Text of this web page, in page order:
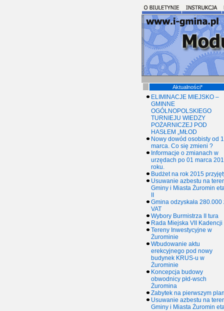
Aktualności*
ELIMINACJE MIEJSKO –
GMINNE
OGÓLNOPOLSKIEGO
TURNIEJU WIEDZY
POŻARNICZEJ POD
HASŁEM „MŁOD
Nowy dowód osobisty od 1
marca. Co się zmieni ?
Informacje o zmianach w
urzędach po 01 marca
roku.
Budżet na rok 2015
Usuwanie azbestu na
Gminy i Miasta Żuromin
Gmina odzyskała 280.000
VAT
Wybory Burmistrza II tura
Rada Miejska VII Kadencji
Tereny Inwestycyjne w
Żurominie
Wbudowanie aktu
erekcyjnego pod nowy
budynek KRUS-u w
Żurominie
Koncepcja budowy
obwodnicy płd-wsch
Żuromina
Zabytek na pierwszym
Usuwanie azbestu na
Gminy i Miasta Żuromin